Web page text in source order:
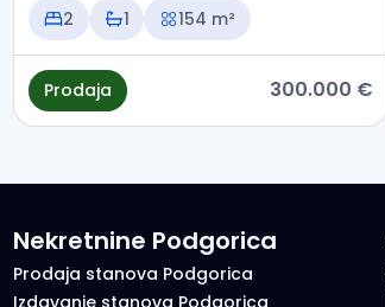
2 1 154 m²
Prodaja 300.000 €
Nekretnine Podgorica
Prodaja stanova Podgorica
Izdavanje stanova Podgorica